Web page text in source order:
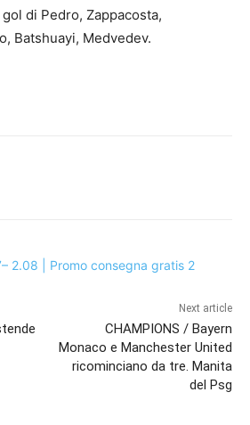
di Pedro, Zappacosta,
Batshuayi, Medvedev.
Next article
CHAMPIONS / Bayern
Monaco e Manchester United
ricominciano da tre. Manita
del Psg